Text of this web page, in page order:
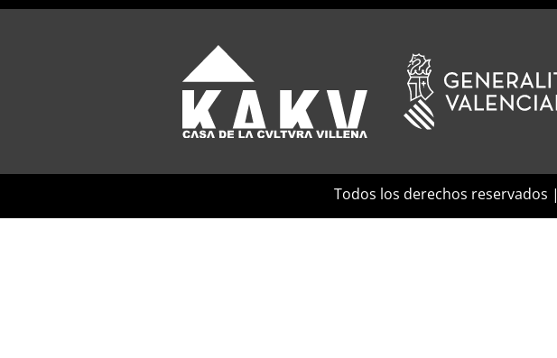
Todos los derechos reservados |